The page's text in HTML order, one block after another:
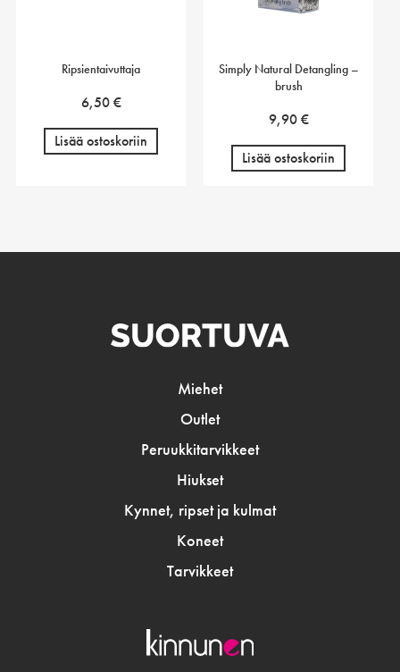
Ripsientaivuttaja
6,50€
Lisää ostoskoriin
Simply Natural Detangling –
brush
9,90€
Lisää ostoskoriin
Miehet
Outlet
Peruukkitarvikkeet
Hiukset
Kynnet, ripset ja kulmat
Koneet
Tarvikkeet